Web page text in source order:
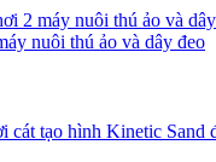
nuôi thú ảo và dây đeo